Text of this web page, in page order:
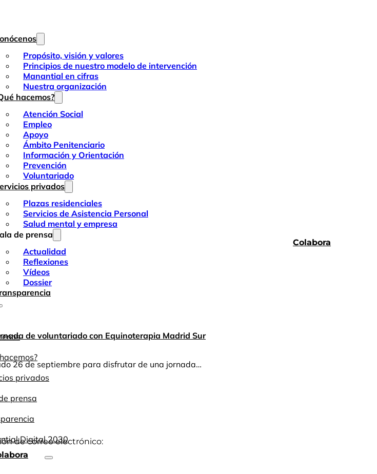
Propósito, visión y valores
Principios de nuestro modelo de intervención
Manantial en cifras
Nuestra organización
hacemos?
Atención Social
Empleo
Apoyo
Ámbito Penitenciario
Información y Orientación
Prevención
Voluntariado
privados
Plazas residenciales
Servicios de Asistencia Personal
Salud mental y empresa
de prensa
Actualidad
Reflexiones
Vídeos
Dossier
privados
prensa
Digital 2030
Colabora
de voluntariado con Equinoterapia Madrid Sur
26 de septiembre para disfrutar de una jornada…
de correo electrónico: